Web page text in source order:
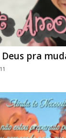
Deus pra